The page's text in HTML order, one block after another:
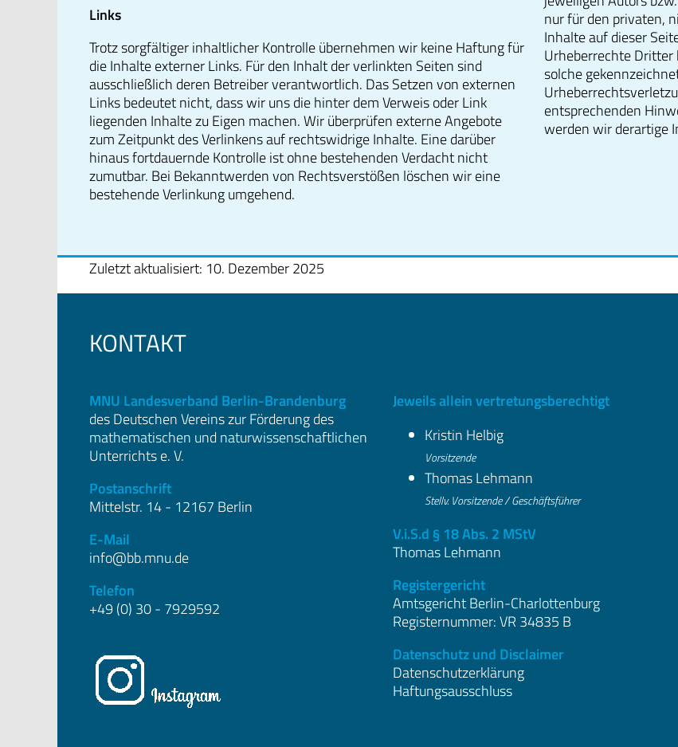
Links
Trotz sorgfältiger inhaltlicher Kontrolle übernehmen wir keine Haftung für
die Inhalte externer Links. Für den Inhalt der verlinkten Seiten sind
ausschließlich deren Betreiber verantwortlich. Das Setzen von externen
Links bedeutet nicht, dass wir uns die hinter dem Verweis oder Link
liegenden Inhalte zu Eigen machen. Wir überprüfen externe Angebote
zum Zeitpunkt des Verlinkens auf rechtswidrige Inhalte. Eine darüber
hinaus fortdauernde Kontrolle ist ohne bestehenden Verdacht nicht
zumutbar. Bei Bekanntwerden von Rechtsverstößen löschen wir eine
bestehende Verlinkung umgehend.
nur für den privaten,
Inhalte auf dieser
Urheberrechte
solche
entsprechenden
werden wir derartige
Zuletzt aktualisiert: 10. Dezember 2025
KONTAKT
MNU Landesverband Berlin-Brandenburg
des Deutschen Vereins zur Förderung des
mathematischen und naturwissenschaftlichen
Unterrichts e. V.
Postanschrift
Mittelstr. 14 - 12167 Berlin
E-Mail
info@bb.mnu.de
Telefon
+49 (0) 30 - 7929592
Jeweils allein vertretungsberechtigt
Kristin Helbig
Vorsitzende
Thomas Lehmann
Stellv. Vorsitzende / Geschäftsführer
V.i.S.d § 18 Abs. 2 MStV
Thomas Lehmann
Registergericht
Amtsgericht Berlin-Charlottenburg
Registernummer: VR 34835 B
Datenschutz und Disclaimer
Datenschutzerklärung
Haftungsausschluss